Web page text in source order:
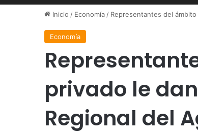
Inicio / Economía / Representantes del
Economía
privado le
Regional del